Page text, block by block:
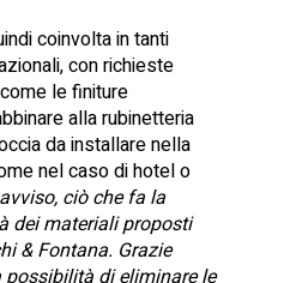
coinvolta in tanti
con richieste
le finiture
alla rubinetteria
da installare nella
nel caso di hotel o
ciò che fa la
dei materiali proposti
& Fontana. Grazie
di eliminare le